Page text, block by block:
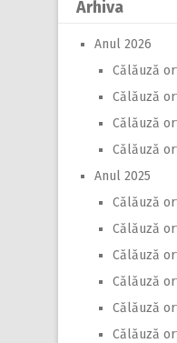
Arhiva
Anul 2026
Călăuză
Călăuză
Călăuză
Călăuză
Anul 2025
Călăuză
Călăuză
Călăuză
Călăuză
Călăuză
Călăuză